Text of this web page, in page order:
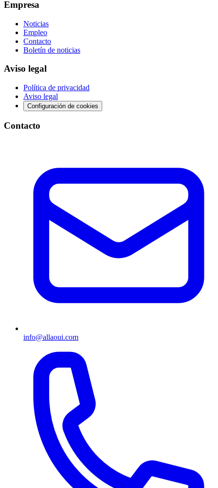
Empresa
Noticias
Empleo
Contacto
Boletín de noticias
Aviso legal
Política de privacidad
Aviso legal
Configuración de cookies
Contacto
info@allaoui.com